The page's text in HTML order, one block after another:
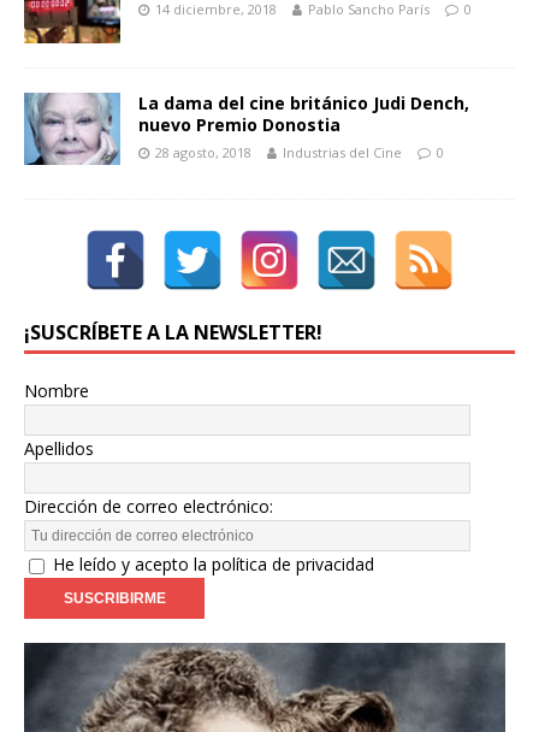
14 diciembre, 2018 Pablo Sancho París 0
La dama del cine británico Judi Dench,
nuevo Premio Donostia
28 agosto, 2018 Industrias del Cine 0
¡SUSCRÍBETE A LA NEWSLETTER!
Nombre
Apellidos
Dirección de correo electrónico:
He leído y acepto la política de privacidad